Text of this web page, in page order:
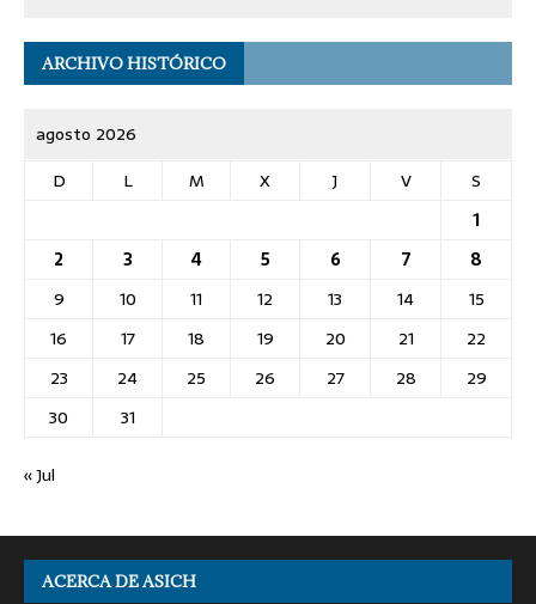
ARCHIVO HISTÓRICO
agosto 2026
D
L M X J V
S
1
2
3 4 5 6 7
8
9
10 11 12 13 14
15
16
17 18 19 20 21
22
23
24 25 26 27 28
29
30
31
« Jul
ACERCA DE ASICH